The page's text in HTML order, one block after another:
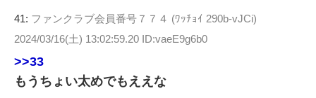
41: ファンクラブ会員番号７７４ (ﾜｯﾁｮｲ 290b-vJCi)
2024/03/16(土) 13:02:59.20 ID:vaeE9g6b0
>>33
もうちょい太めでもええな